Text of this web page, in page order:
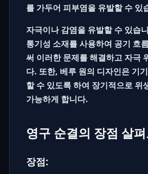
를 가두어 피부염을 유발할 수 있
자극이나 감염을 유발할 수 있습
통기성 소재를 사용하여 공기 흐
써 이러한 문제를 해결하고 자극
다. 또한, 베루 원의 디자인은 기
할 수 있도록 하여 장기적으로 위
가능하게 합니다.
영구 순결의 장점 살
장점: